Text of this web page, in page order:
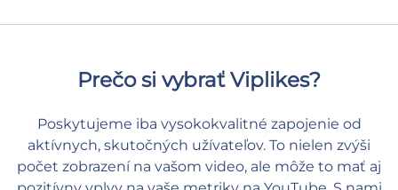
Prečo si vybrať Viplikes?
Poskytujeme iba vysokokvalitné zapojenie od
aktívnych, skutočných užívateľov. To nielen zvýši
počet zobrazení na vašom video, ale môže to mať aj